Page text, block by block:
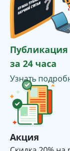
Публикация
за 24 часа
Узнать
Акция